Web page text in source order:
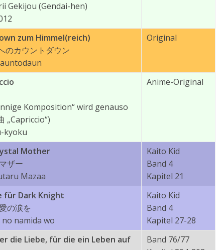
Gekijou (Gendai-hen)
zum Himmel(reich)
カウントダウン
Original
Komposition“ wird genauso
„Capriccio“)
kyoku
Anime-Original
Mother
ザー
Mazaa
Kaito Kid
Band 4
Kapitel 21
für Dark Knight
の涙を
namida wo
Kaito Kid
Band 4
Kapitel 27-28
die Liebe, für die ein Leben auf
Band 76/77